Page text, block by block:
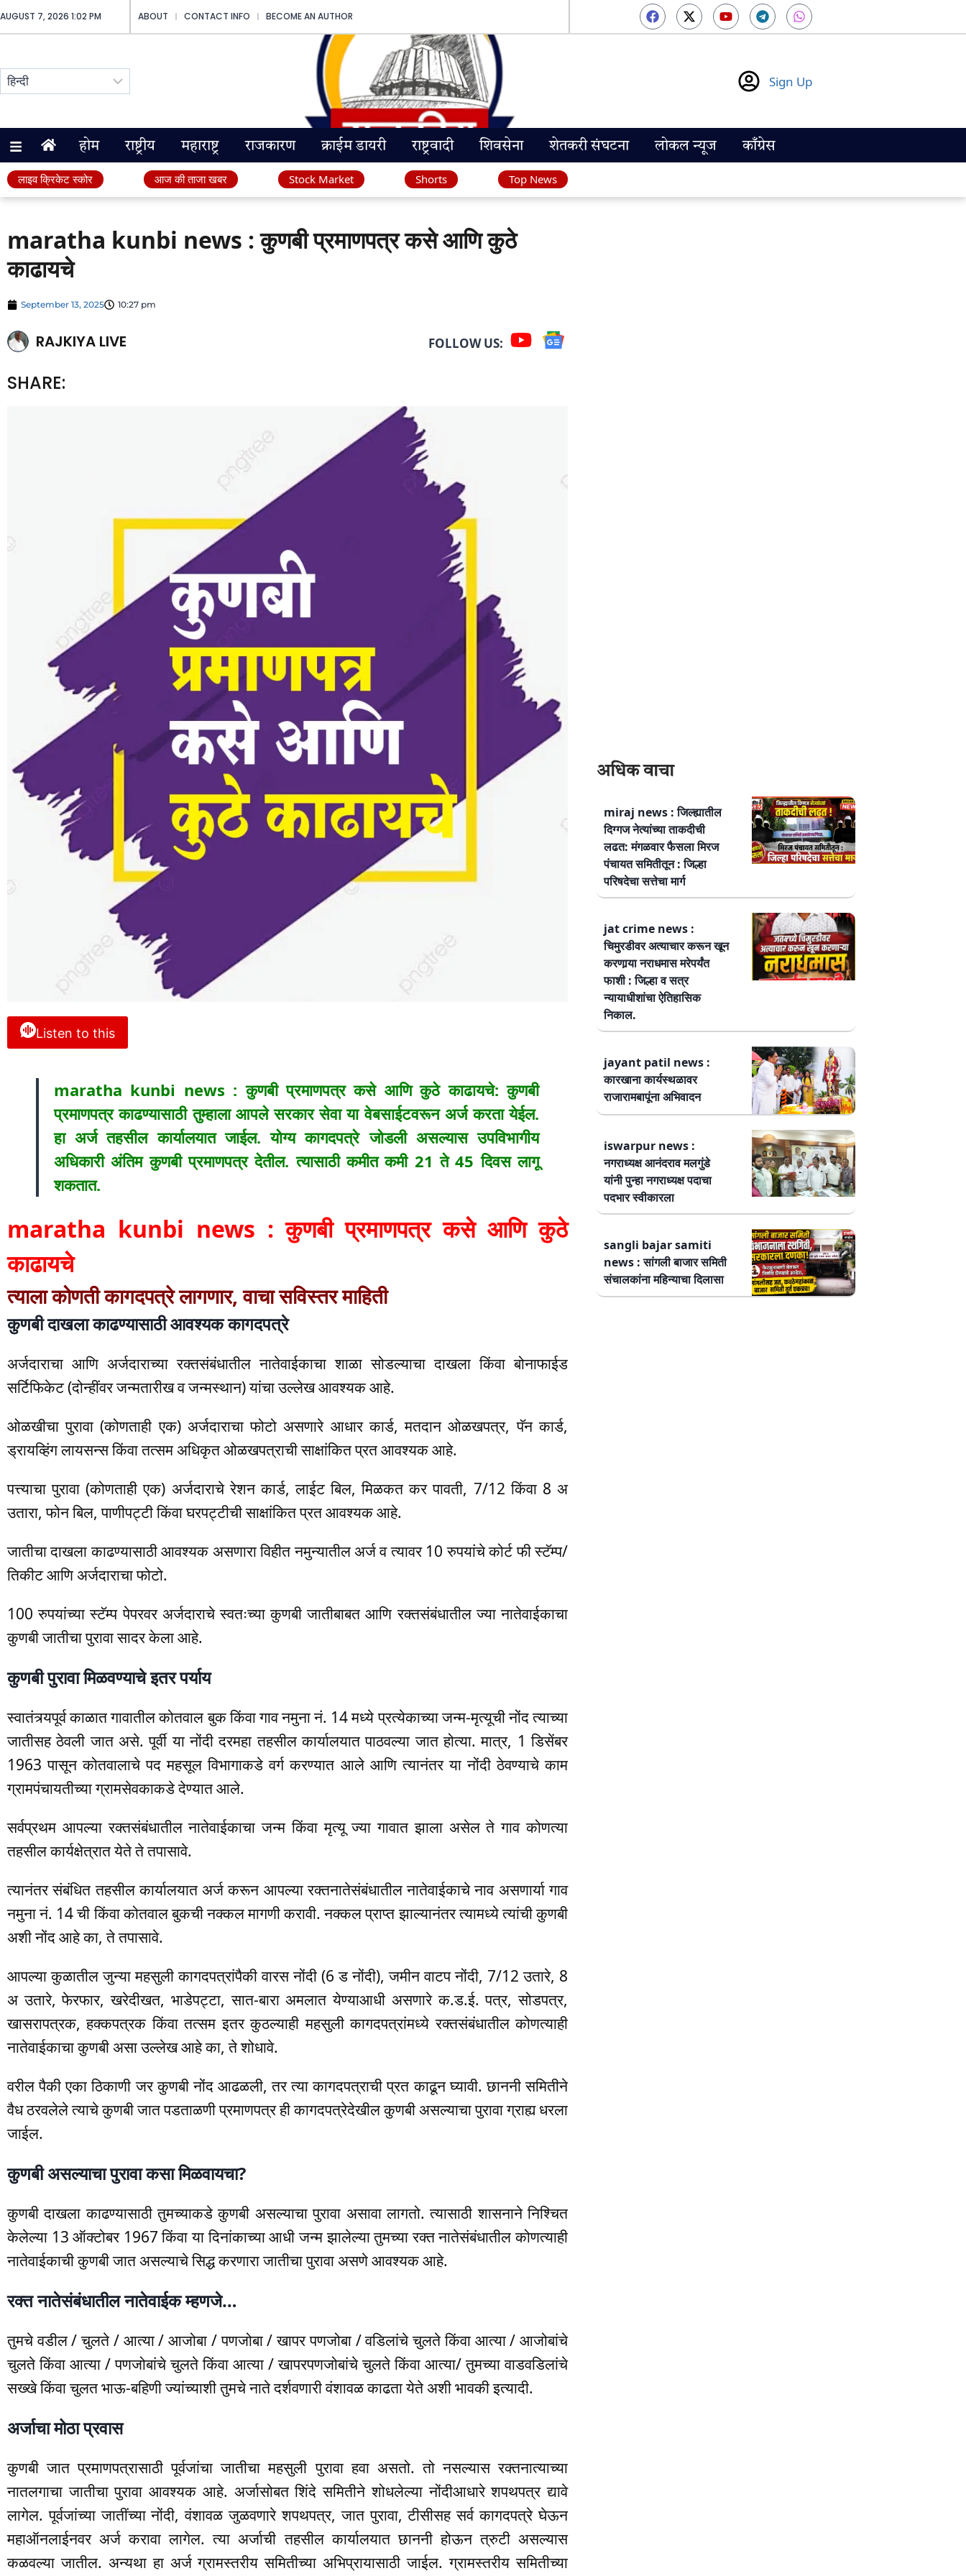
AUGUST 7, 2026 1:02 PM ABOUT CONTACT INFO BECOME AN AUTHOR
Sign Up
होम राष्ट्रीय महाराष्ट्र राजकारण क्राईम डायरी राष्ट्रवादी शिवसेना शेतकरी संघटना लोकल न्यूज काँग्रेस
लाइव क्रिकेट स्कोर आज की ताजा खबर Stock Market Shorts Top News
maratha kunbi news : कुणबी प्रमाणपत्र कसे आणि कुठे
काढायचे
September 13, 2025 10:27 pm
RAJKIYA LIVE FOLLOW US:
SHARE:
Listen to this
maratha kunbi news : कुणबी प्रमाणपत्र कसे आणि कुठे काढायचे: कुणबी
प्रमाणपत्र काढण्यासाठी तुम्हाला आपले सरकार सेवा या वेबसाईटवरून अर्ज करता येईल.
हा अर्ज तहसील कार्यालयात जाईल. योग्य कागदपत्रे जोडली असल्यास उपविभागीय
अधिकारी अंतिम कुणबी प्रमाणपत्र देतील. त्यासाठी कमीत कमी 21 ते 45 दिवस लागू
शकतात.
maratha kunbi news : कुणबी प्रमाणपत्र कसे आणि कुठे
काढायचे
त्याला कोणती कागदपत्रे लागणार, वाचा सविस्तर माहिती
कुणबी दाखला काढण्यासाठी आवश्यक कागदपत्रे
अर्जदाराचा आणि अर्जदाराच्या रक्तसंबंधातील नातेवाईकाचा शाळा सोडल्याचा दाखला किंवा बोनाफाईड
सर्टिफिकेट (दोन्हींवर जन्मतारीख व जन्मस्थान) यांचा उल्लेख आवश्यक आहे.
ओळखीचा पुरावा (कोणताही एक) अर्जदाराचा फोटो असणारे आधार कार्ड, मतदान ओळखपत्र, पॅन कार्ड,
ड्रायव्हिंग लायसन्स किंवा तत्सम अधिकृत ओळखपत्राची साक्षांकित प्रत आवश्यक आहे.
पत्त्याचा पुरावा (कोणताही एक) अर्जदाराचे रेशन कार्ड, लाईट बिल, मिळकत कर पावती, 7/12 किंवा 8 अ
उतारा, फोन बिल, पाणीपट्टी किंवा घरपट्टीची साक्षांकित प्रत आवश्यक आहे.
जातीचा दाखला काढण्यासाठी आवश्यक असणारा विहीत नमुन्यातील अर्ज व त्यावर 10 रुपयांचे कोर्ट फी स्टॅम्प/
तिकीट आणि अर्जदाराचा फोटो.
100 रुपयांच्या स्टॅम्प पेपरवर अर्जदाराचे स्वतःच्या कुणबी जातीबाबत आणि रक्तसंबंधातील ज्या नातेवाईकाचा
कुणबी जातीचा पुरावा सादर केला आहे.
कुणबी पुरावा मिळवण्याचे इतर पर्याय
स्वातंत्र्यपूर्व काळात गावातील कोतवाल बुक किंवा गाव नमुना नं. 14 मध्ये प्रत्येकाच्या जन्म-मृत्यूची नोंद त्याच्या
जातीसह ठेवली जात असे. पूर्वी या नोंदी दरमहा तहसील कार्यालयात पाठवल्या जात होत्या. मात्र, 1 डिसेंबर
1963 पासून कोतवालाचे पद महसूल विभागाकडे वर्ग करण्यात आले आणि त्यानंतर या नोंदी ठेवण्याचे काम
ग्रामपंचायतीच्या ग्रामसेवकाकडे देण्यात आले.
सर्वप्रथम आपल्या रक्तसंबंधातील नातेवाईकाचा जन्म किंवा मृत्यू ज्या गावात झाला असेल ते गाव कोणत्या
तहसील कार्यक्षेत्रात येते ते तपासावे.
त्यानंतर संबंधित तहसील कार्यालयात अर्ज करून आपल्या रक्तनातेसंबंधातील नातेवाईकाचे नाव असणार्या गाव
नमुना नं. 14 ची किंवा कोतवाल बुकची नक्कल मागणी करावी. नक्कल प्राप्त झाल्यानंतर त्यामध्ये त्यांची कुणबी
अशी नोंद आहे का, ते तपासावे.
आपल्या कुळातील जुन्या महसुली कागदपत्रांपैकी वारस नोंदी (6 ड नोंदी), जमीन वाटप नोंदी, 7/12 उतारे, 8
अ उतारे, फेरफार, खरेदीखत, भाडेपट्टा, सात-बारा अमलात येण्याआधी असणारे क.ड.ई. पत्र, सोडपत्र,
खासरापत्रक, हक्कपत्रक किंवा तत्सम इतर कुठल्याही महसुली कागदपत्रांमध्ये रक्तसंबंधातील कोणत्याही
नातेवाईकाचा कुणबी असा उल्लेख आहे का, ते शोधावे.
वरील पैकी एका ठिकाणी जर कुणबी नोंद आढळली, तर त्या कागदपत्राची प्रत काढून घ्यावी. छाननी समितीने
वैध ठरवलेले त्याचे कुणबी जात पडताळणी प्रमाणपत्र ही कागदपत्रेदेखील कुणबी असल्याचा पुरावा ग्राह्य धरला
जाईल.
कुणबी असल्याचा पुरावा कसा मिळवायचा?
कुणबी दाखला काढण्यासाठी तुमच्याकडे कुणबी असल्याचा पुरावा असावा लागतो. त्यासाठी शासनाने निश्चित
केलेल्या 13 ऑक्टोबर 1967 किंवा या दिनांकाच्या आधी जन्म झालेल्या तुमच्या रक्त नातेसंबंधातील कोणत्याही
नातेवाईकाची कुणबी जात असल्याचे सिद्ध करणारा जातीचा पुरावा असणे आवश्यक आहे.
रक्त नातेसंबंधातील नातेवाईक म्हणजे…
तुमचे वडील / चुलते / आत्या / आजोबा / पणजोबा / खापर पणजोबा / वडिलांचे चुलते किंवा आत्या / आजोबांचे
चुलते किंवा आत्या / पणजोबांचे चुलते किंवा आत्या / खापरपणजोबांचे चुलते किंवा आत्या/ तुमच्या वाडवडिलांचे
सख्खे किंवा चुलत भाऊ-बहिणी ज्यांच्याशी तुमचे नाते दर्शवणारी वंशावळ काढता येते अशी भावकी इत्यादी.
अर्जाचा मोठा प्रवास
कुणबी जात प्रमाणपत्रासाठी पूर्वजांचा जातीचा महसुली पुरावा हवा असतो. तो नसल्यास रक्तनात्याच्या
नातलगाचा जातीचा पुरावा आवश्यक आहे. अर्जासोबत शिंदे समितीने शोधलेल्या नोंदीआधारे शपथपत्र द्यावे
लागेल. पूर्वजांच्या जातींच्या नोंदी, वंशावळ जुळवणारे शपथपत्र, जात पुरावा, टीसीसह सर्व कागदपत्रे घेऊन
महाऑनलाईनवर अर्ज करावा लागेल. त्या अर्जाची तहसील कार्यालयात छाननी होऊन त्रुटी असल्यास
कळवल्या जातील. अन्यथा हा अर्ज ग्रामस्तरीय समितीच्या अभिप्रायासाठी जाईल. ग्रामस्तरीय समितीच्या
अधिक वाचा
miraj news : जिल्ह्यातील
दिग्गज नेत्यांच्या ताकदीची
लढत: मंगळवार फैसला मिरज
पंचायत समितीतून : जिल्हा
परिषदेचा सत्तेचा मार्ग
jat crime news :
चिमुरडीवर अत्याचार करून खून
करणार्‍या नराधमास मरेपर्यंत
फाशी : जिल्हा व सत्र
न्यायाधीशांचा ऐतिहासिक
निकाल.
jayant patil news :
कारखाना कार्यस्थळावर
राजारामबापूंना अभिवादन
iswarpur news :
नगराध्यक्ष आनंदराव मलगुंडे
यांनी पुन्हा नगराध्यक्ष पदाचा
पदभार स्वीकारला
sangli bajar samiti
news : सांगली बाजार समिती
संचालकांना महिन्याचा दिलासा